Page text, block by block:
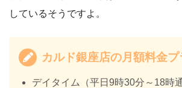
しているそうですよ。
カルド銀座店の月額料金プ
デイタイム（平日9時30分～18時